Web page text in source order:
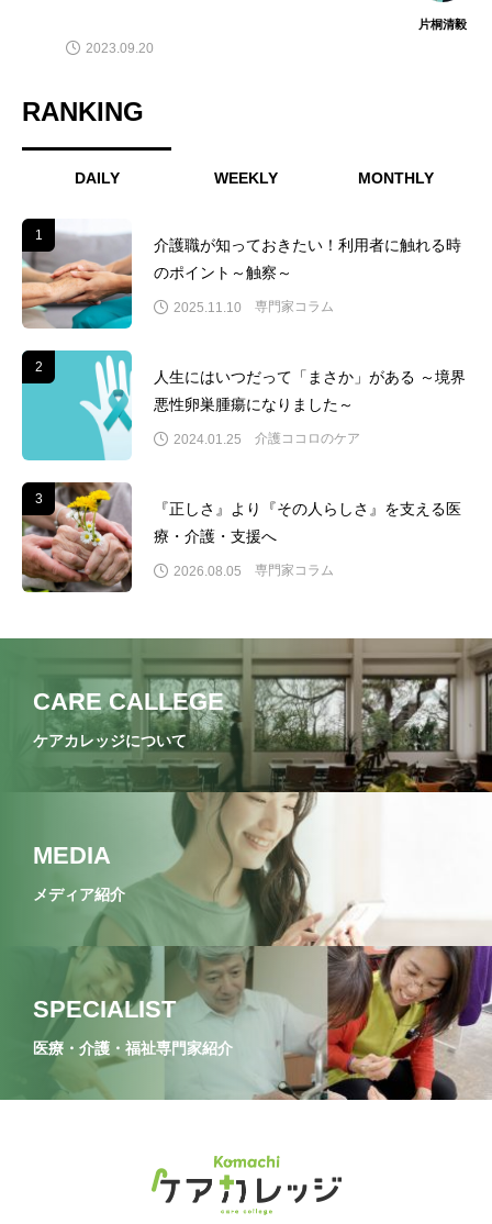
片桐清毅
2023.09.20
RANKING
DAILY WEEKLY MONTHLY
1
介護職が知っておきたい！利用者に触れる時
のポイント～触察～
2025.11.10 専門家コラム
2
人生にはいつだって「まさか」がある ～境界
悪性卵巣腫瘍になりました～
2024.01.25 介護ココロのケア
3
『正しさ』より『その人らしさ』を支える医
療・介護・支援へ
2026.08.05 専門家コラム
CARE CALLEGE
ケアカレッジについて
MEDIA
メディア紹介
SPECIALIST
医療・介護・福祉専門家紹介